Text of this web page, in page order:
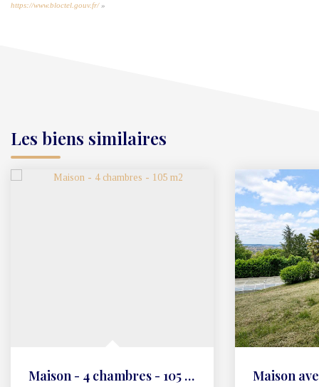
https://www.bloctel.gouv.fr/»
Les biens similaires
Maison - 4 chambres - 105 m2